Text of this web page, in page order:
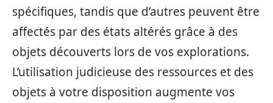
spécifiques, tandis que d’autres peuvent être
affectés par des états altérés grâce à des
objets découverts lors de vos explorations.
L’utilisation judicieuse des ressources et des
objets à votre disposition augmente vos